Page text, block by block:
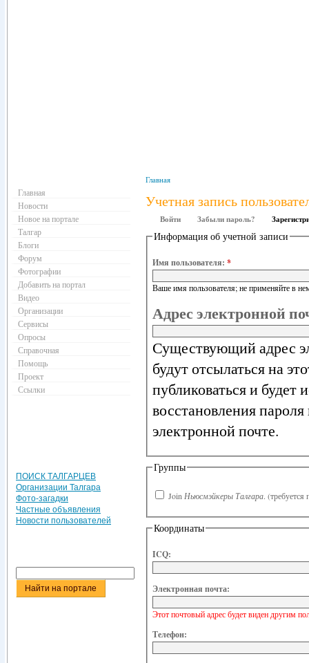
Главная
Учетная запись
Войти Забыли пароль?
Информация об учетной записи
Имя пользователя: *
Ваше имя пользователя; не применяйте в
Адрес электронной
Существующий адрес
будут отсылаться на
публиковаться и
восстановления
электронной почте.
Группы
Join Ньюсмэйкеры Талгара. (требуется
Координаты
ICQ:
Электронная почта:
Этот почтовый адрес будет виден другим
Телефон:
Главная
Новости
Новое на портале
Талгар
Блоги
Форум
Фотографии
Добавить на портал
Видео
Организации
Сервисы
Опросы
Справочная
Помощь
Проект
Ссылки
ПОИСК ТАЛГАРЦЕВ
Организации Талгара
Фото-загадки
Частные объявления
Новости пользователей